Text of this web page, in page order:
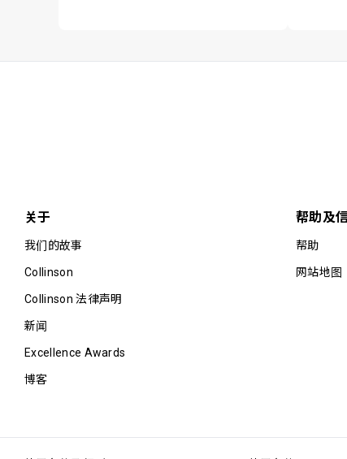
关于
我们的故事
Collinson
Collinson 法律声明
新闻
Excellence Awards
博客
帮助及
帮助
网站地图